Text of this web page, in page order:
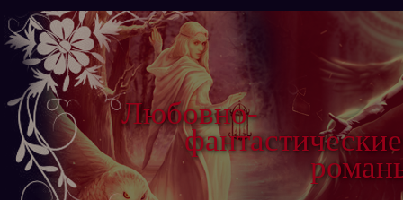
Любовно-
фантастические